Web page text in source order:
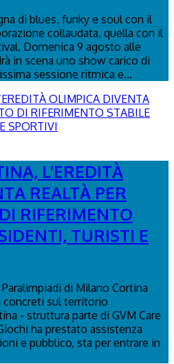
di blues, funky e soul con il
collaudata, quella con il
Domenica 9 agosto alle
in scena uno show carico di
sessione ritmica e...
L’EREDITÀ
REALTÀ PER
RIFERIMENTO
TURISTI E
di Milano Cortina
sul territorio
- struttura parte di GVM Care
ha prestato assistenza
e pubblico, sta per entrare in